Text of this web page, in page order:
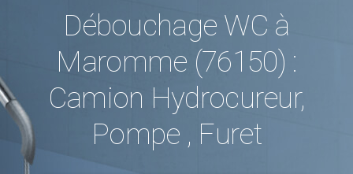
Débouchage WC à
Maromme (76150) :
Camion Hydrocureur,
Pompe , Furet